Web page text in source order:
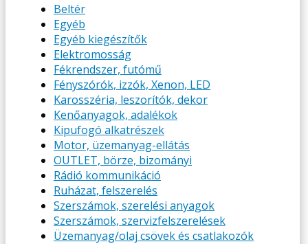
Beltér
Egyéb
Egyéb kiegészítők
Elektromosság
Fékrendszer, futómű
Fényszórók, izzók, Xenon, LED
Karosszéria, leszorítók, dekor
Kenőanyagok, adalékok
Kipufogó alkatrészek
Motor, üzemanyag-ellátás
OUTLET, börze, bizományi
Rádió kommunikáció
Ruházat, felszerelés
Szerszámok, szerelési anyagok
Szerszámok, szervizfelszerelések
Üzemanyag/olaj csövek és csatlakozók